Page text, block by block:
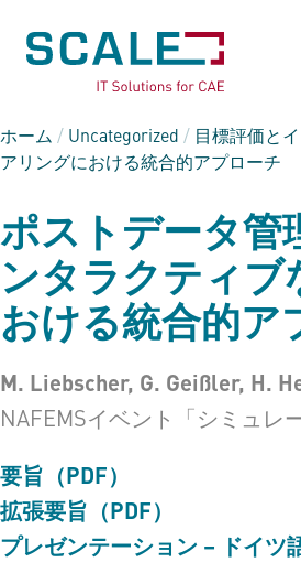
ホーム / Uncategorized / 目標評価と
アリングにおける統合的アプローチ
ポストデータ管
ンタラクティ
おける統合的ア
M. Liebscher, G. Geißler, H.
NAFEMSイベント「シミュレ
要旨（PDF）
拡張要旨（PDF）
プレゼンテーション – ドイツ